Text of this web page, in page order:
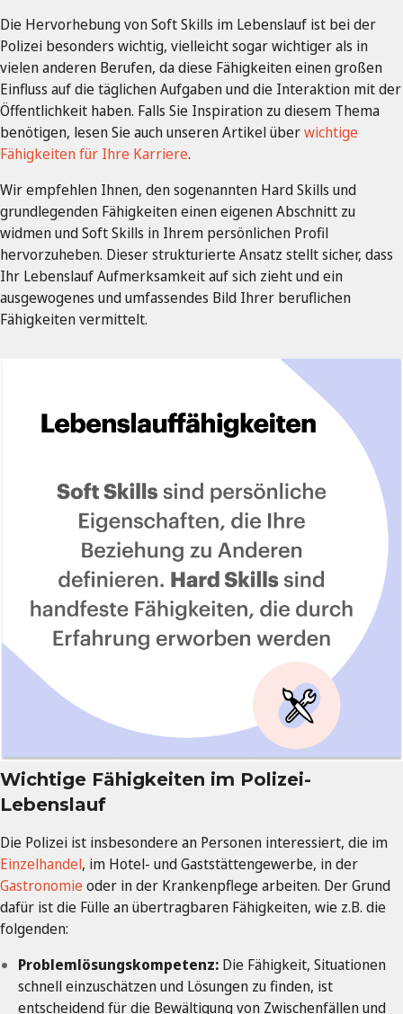
Die Hervorhebung von Soft Skills im Lebenslauf ist bei der
Polizei besonders wichtig, vielleicht sogar wichtiger als in
vielen anderen Berufen, da diese Fähigkeiten einen großen
Einfluss auf die täglichen Aufgaben und die Interaktion mit der
Öffentlichkeit haben. Falls Sie Inspiration zu diesem Thema
benötigen, lesen Sie auch unseren Artikel überwichtige
Fähigkeiten für Ihre Karriere.
Wir empfehlen Ihnen, den sogenannten Hard Skills und
grundlegenden Fähigkeiten einen eigenen Abschnitt zu
widmen und Soft Skills in Ihrem persönlichen Profil
hervorzuheben. Dieser strukturierte Ansatz stellt sicher, dass
Ihr Lebenslauf Aufmerksamkeit auf sich zieht und ein
ausgewogenes und umfassendes Bild Ihrer beruflichen
Fähigkeiten vermittelt.
Wichtige Fähigkeiten im Polizei-
Lebenslauf
Die Polizei ist insbesondere an Personen interessiert, die im
Einzelhandel, im Hotel- und Gaststättengewerbe, in der
Gastronomieoder in der Krankenpflege arbeiten. Der Grund
dafür ist die Fülle an übertragbaren Fähigkeiten, wie z.B. die
folgenden:
Problemlösungskompetenz: Die Fähigkeit, Situationen
schnell einzuschätzen und Lösungen zu finden, ist
entscheidend für die Bewältigung von Zwischenfällen und